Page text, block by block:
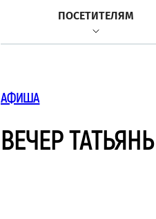
ПОСЕТИТЕЛЯМ
АФИША
ВЕЧЕР